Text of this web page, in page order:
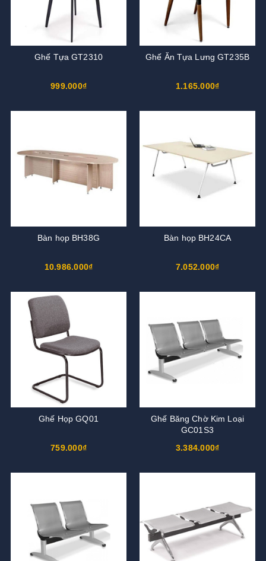
Ghế Tựa GT2310
999.000₫
Ghế Ăn Tựa Lưng GT235B
1.165.000₫
Bàn họp BH38G
10.986.000₫
Bàn họp BH24CA
7.052.000₫
Ghế Họp GQ01
759.000₫
Ghế Băng Chờ Kim Loại
GC01S3
3.384.000₫